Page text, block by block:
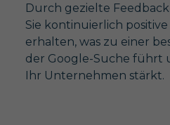
Durch gezielte
Sie kontinuierlich
erhalten, was zu einer
der Google-Suche führt
Ihr Unternehmen stärkt.